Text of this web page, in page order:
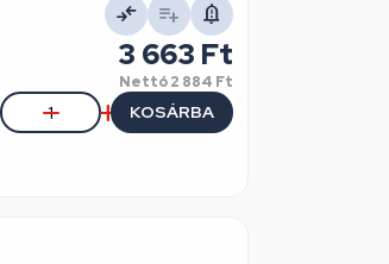
3 663 Ft
Nettó2 884 Ft
KOSÁRBA